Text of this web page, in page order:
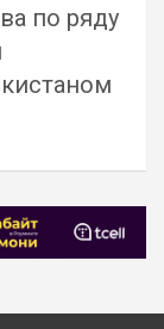
по ряду